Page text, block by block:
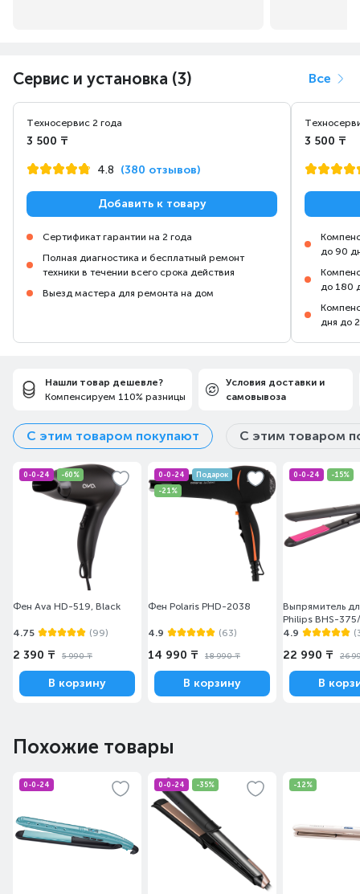
Сервис и установка (3) Все
Техносервис 2 года
3 500 ₸
4.8 (380 отзывов)
Добавить к товару
Сертификат гарантии на 2 года
Полная диагностика и бесплатный ремонт
техники в течении всего срока действия
Выезд мастера для ремонта на дом
3 500 ₸
до 90
до 180
дня до
Нашли товар дешевле?
Компенсируем 110% разницы
Условия доставки и
самовывоза
С этим товаром покупают С этим товаром
0-0-24 -60%
Фен Ava HD-519, Black
4.75 (99)
2 390 ₸ 5 990 ₸
В корзину
0-0-24
Подарок
-21%
Фен Polaris PHD-2038
4.9 (63)
14 990 ₸ 18 990 ₸
В корзину
0-0-24 -15%
Выпрямитель
Philips BHS-
4.9
22 990 ₸ 26
В
Похожие товары
0-0-24 0-0-24 -35% -12%